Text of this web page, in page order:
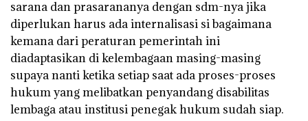
sarana dan prasarananya dengan sdm-nya jika
diperlukan harus ada internalisasi si bagaimana
kemana dari peraturan pemerintah ini
diadaptasikan di kelembagaan masing-masing
supaya nanti ketika setiap saat ada proses-proses
hukum yang melibatkan penyandang disabilitas
lembaga atau institusi penegak hukum sudah siap.